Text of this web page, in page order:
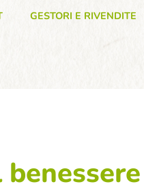
GESTORI E RIVENDITE